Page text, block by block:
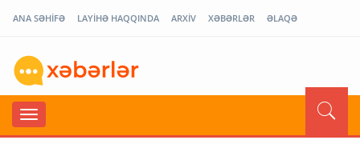
ANA SƏHİFƏ LAYİHƏ HAQQINDA ARXİV XƏBƏRLƏR ƏLAQƏ